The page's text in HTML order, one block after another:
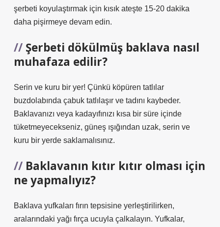
şerbeti koyulaştırmak için kısık ateşte 15-20 dakika
daha pişirmeye devam edin.
Şerbeti dökülmüş baklava nasıl
muhafaza edilir?
Serin ve kuru bir yer! Çünkü köpüren tatlılar
buzdolabında çabuk tatlılaşır ve tadını kaybeder.
Baklavanızı veya kadayıfınızı kısa bir süre içinde
tüketmeyecekseniz, güneş ışığından uzak, serin ve
kuru bir yerde saklamalısınız.
Baklavanın kıtır kıtır olması için
ne yapmalıyız?
Baklava yufkaları fırın tepsisine yerleştirilirken,
aralarındaki yağı fırça ucuyla çalkalayın. Yufkalar,